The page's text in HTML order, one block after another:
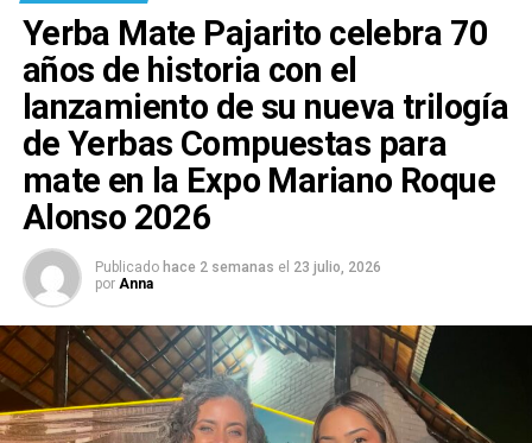
Yerba Mate Pajarito celebra 70
años de historia con el
lanzamiento de su nueva trilogía
de Yerbas Compuestas para
mate en la Expo Mariano Roque
Alonso 2026
Publicado hace 2 semanas el 23 julio, 2026
por Anna